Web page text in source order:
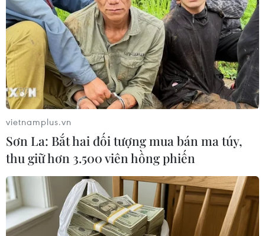
#Bộ Giáo dục và Đào tạo
#Hà Giang
#Huyện Quản Bạ
#Học sinh dân tộc thiểu số
#Quy chế tuyển sinh đại học
Theo dõi VietnamPlus
TIN LIÊN QUAN
vietnamplus.vn
Sơn La: Bắt hai đối tượng mua bán ma túy,
thu giữ hơn 3.500 viên hồng phiến